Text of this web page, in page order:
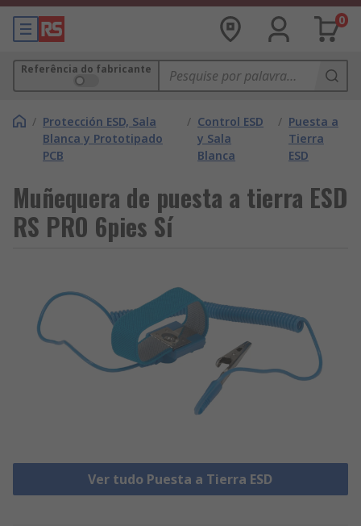
0
Referência do fabricante
/ Protección ESD, Sala
Blanca y Prototipado
PCB
/ Control ESD
y Sala
Blanca
/ Puesta a
Tierra
ESD
Muñequera de puesta a tierra ESD
RS PRO 6pies Sí
Ver tudo Puesta a Tierra ESD